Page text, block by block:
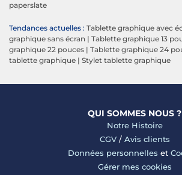
paperslate
Tendances actuelles : Tablette graphique avec
graphique sans écran | Tablette graphique 13
graphique 22 pouces | Tablette graphique 24
tablette graphique | Stylet tablette graphique
QUI SOMMES NOUS ?
Notre Histoire
CGV/ Avis clients
Données personnelles et
Gérer mes cookies